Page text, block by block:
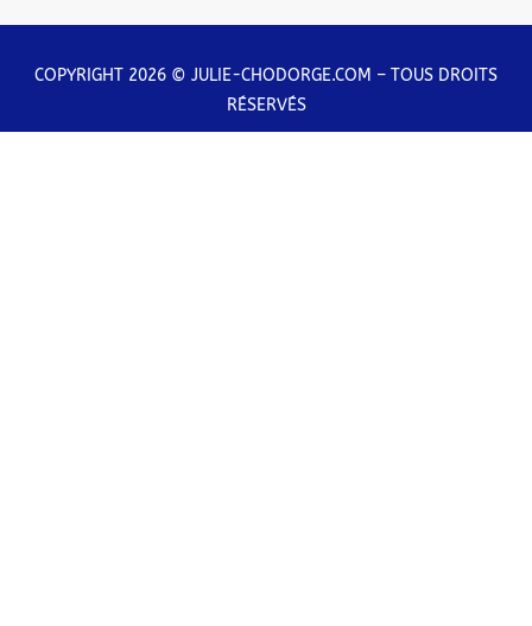
COPYRIGHT 2026 © JULIE-CHODORGE.COM – TOUS DROITS
RÉSERVÉS